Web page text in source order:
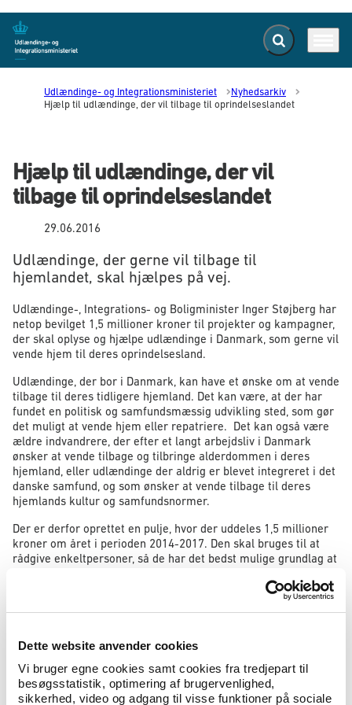
Dette website anvender cookies
Vi bruger egne cookies samt cookies fra tredjepart til
besøgsstatistik, optimering af brugervenlighed,
sikkerhed, video og adgang til visse funktioner på sociale
Gå til forsiden Fold søgefelt ud
Udlændinge- og Integrationsministeriet
Nyhedsarkiv
Hjælp til udlændinge, der vil tilbage til oprindelseslandet
Hjælp til udlændinge, der vil
tilbage til oprindelseslandet
29.06.2016
Udlændinge, der gerne vil tilbage til
hjemlandet, skal hjælpes på vej.
Udlændinge-, Integrations- og Boligminister Inger Støjberg har
netop bevilget 1,5 millioner kroner til projekter og kampagner,
der skal oplyse og hjælpe udlændinge i Danmark, som gerne vil
vende hjem til deres oprindelsesland.
Udlændinge, der bor i Danmark, kan have et ønske om at vende
tilbage til deres tidligere hjemland. Det kan være, at der har
fundet en politisk og samfundsmæssig udvikling sted, som gør
det muligt at vende hjem eller repatriere. Det kan også være
ældre indvandrere, der efter et langt arbejdsliv i Danmark
ønsker at vende tilbage og tilbringe alderdommen i deres
hjemland, eller udlændinge der aldrig er blevet integreret i det
danske samfund, og som ønsker at vende tilbage til deres
hjemlands kultur og samfundsnormer.
Der er derfor oprettet en pulje, hvor der uddeles 1,5 millioner
kroner om året i perioden 2014-2017. Den skal bruges til at
rådgive enkeltpersoner, så de har det bedst mulige grundlag at
oprettes konkrete projekter, som blandt andet understøtter en
informationsindsats målrettet grupper af udlændinge, der er
repatrieringsordningen.
Desuden er der fokus på at tilbyde støttende aktiviteter til
udlændinge, der overvejer repatriering, også efter at